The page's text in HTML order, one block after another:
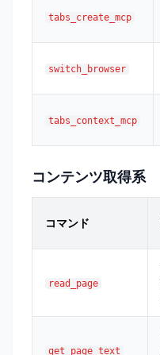
tabs_create_mcp
switch_browser
tabs_context_mcp
コンテンツ取得系
コマンド
read_page
get_page_text